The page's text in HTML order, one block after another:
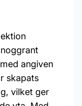
angiven
skapats
vilket ger